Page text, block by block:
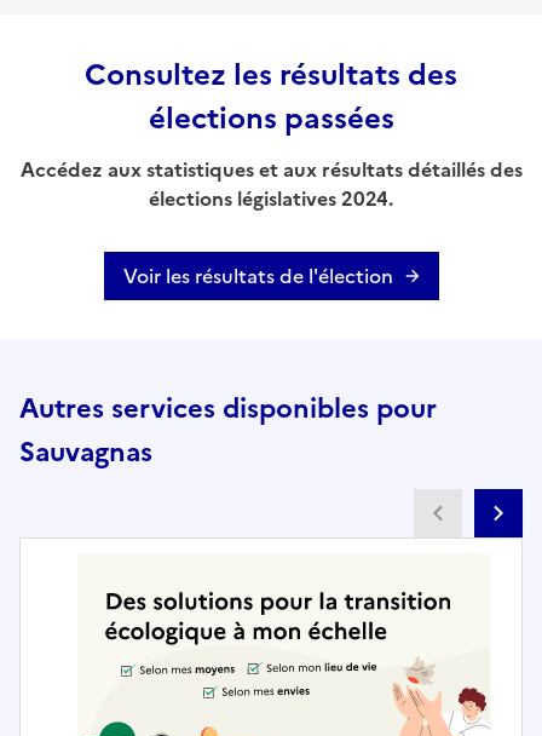
Consultez les résultats des
élections passées
Accédez aux statistiques et aux résultats détaillés des
élections législatives 2024.
Voir les résultats de l'élection
Autres services disponibles pour
Sauvagnas